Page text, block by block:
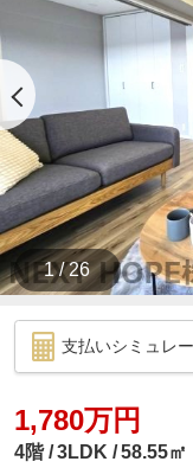
1 / 26
支払いシミュレ
1,780万円
4階 3LDK 58.55㎡